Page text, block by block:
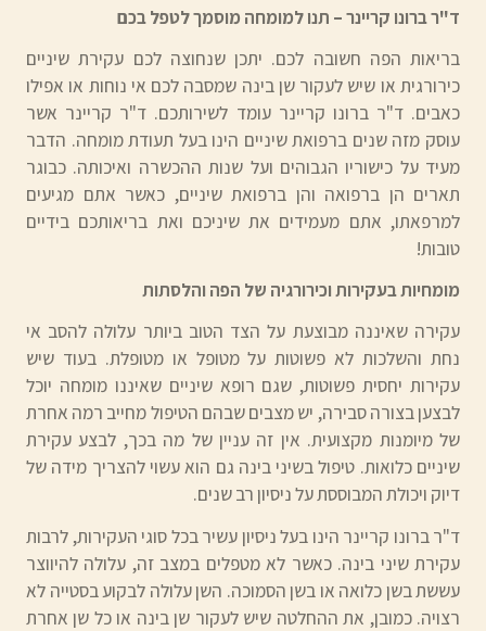
ד"ר ברונו קריינר – תנו למומחה מוסמך לטפל בכם
בריאות הפה חשובה לכם. יתכן שנחוצה לכם עקירת שיניים
כירורגית או שיש לעקור שן בינה שמסבה לכם אי נוחות או אפילו
כאבים. ד"ר ברונו קריינר עומד לשירותכם. ד"ר קריינר אשר
עוסק מזה שנים ברפואת שיניים הינו בעל תעודת מומחה. הדבר
מעיד על כישוריו הגבוהים ועל שנות ההכשרה ואיכותה. כבוגר
תארים הן ברפואה והן ברפואת שיניים, כאשר אתם מגיעים
למרפאתו, אתם מעמידים את שיניכם ואת בריאותכם בידיים
טובות!
מומחיות בעקירות וכירורגיה של הפה והלסתות
עקירה שאיננה מבוצעת על הצד הטוב ביותר עלולה להסב אי
נחת והשלכות לא פשוטות על מטופל או מטופלת. בעוד שיש
עקירות יחסית פשוטות, שגם רופא שיניים שאיננו מומחה יוכל
לבצען בצורה סבירה, יש מצבים שבהם הטיפול מחייב רמה אחרת
של מיומנות מקצועית. אין זה עניין של מה בכך, לבצע עקירת
שיניים כלואות. טיפול בשיני בינה גם הוא עשוי להצריך מידה של
דיוק ויכולת המבוססת על ניסיון רב שנים.
ד"ר ברונו קריינר הינו בעל ניסיון עשיר בכל סוגי העקירות, לרבות
עקירת שיני בינה. כאשר לא מטפלים במצב זה, עלולה להיווצר
עששת בשן כלואה או בשן הסמוכה. השן עלולה לבקוע בסטייה לא
רצויה. כמובן, את ההחלטה שיש לעקור שן בינה או כל שן אחרת